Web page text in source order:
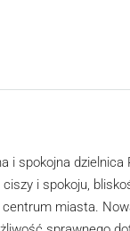
i spokojna dzielnica
i spokoju,
centrum miasta.